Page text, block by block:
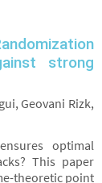
strong
Geovani Rizk,
optimal
This paper
theoretic point